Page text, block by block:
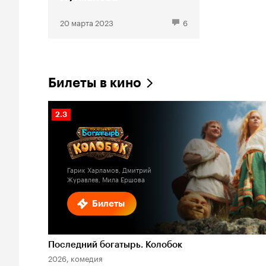
20 марта 2023 6
Билеты в кино
Билеты
Рейтинг
Кинопоиска
2.3
Гарик Харламов, Дмитрий
Журавлев, Мила Ершова
Последний богатырь. Колобок
2026, комедия